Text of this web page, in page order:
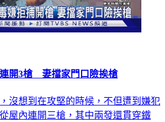
開3槍 妻擋家門口險挨槍
沒想到在攻堅的時候，不但遭到嫌犯
屋內連開三槍，其中兩發還貫穿鐵